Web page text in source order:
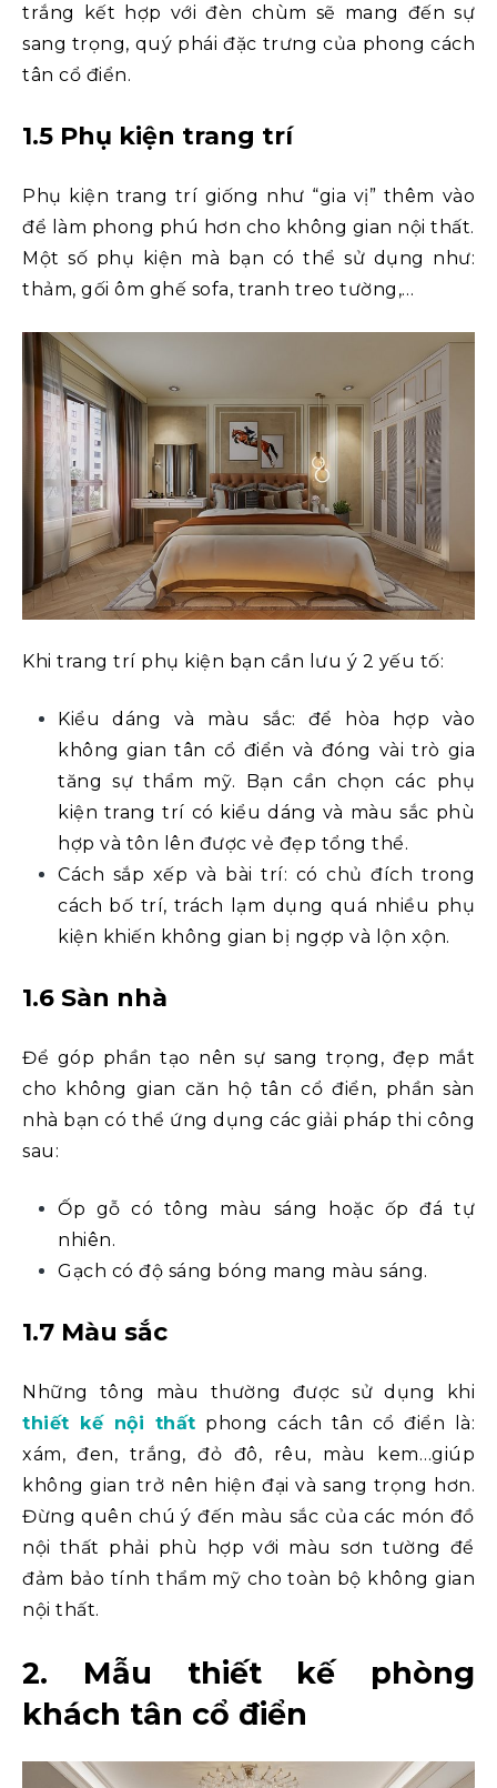
trắng kết hợp với đèn chùm sẽ mang đến sự
sang trọng, quý phái đặc trưng của phong cách
tân cổ điển.
1.5 Phụ kiện trang trí
Phụ kiện trang trí giống như “gia vị” thêm vào
để làm phong phú hơn cho không gian nội thất.
Một số phụ kiện mà bạn có thể sử dụng như:
thảm, gối ôm ghế sofa, tranh treo tường,…
Khi trang trí phụ kiện bạn cần lưu ý 2 yếu tố:
Kiểu dáng và màu sắc: để hòa hợp vào
không gian tân cổ điển và đóng vài trò gia
tăng sự thẩm mỹ. Bạn cần chọn các phụ
kiện trang trí có kiểu dáng và màu sắc phù
hợp và tôn lên được vẻ đẹp tổng thể.
Cách sắp xếp và bài trí: có chủ đích trong
cách bố trí, trách lạm dụng quá nhiều phụ
kiện khiến không gian bị ngợp và lộn xộn.
1.6 Sàn nhà
Để góp phần tạo nên sự sang trọng, đẹp mắt
cho không gian căn hộ tân cổ điển, phần sàn
nhà bạn có thể ứng dụng các giải pháp thi công
sau:
Ốp gỗ có tông màu sáng hoặc ốp đá tự
nhiên.
Gạch có độ sáng bóng mang màu sáng.
1.7 Màu sắc
Những tông màu thường được sử dụng khi
thiết kế nội thất phong cách tân cổ điển là:
xám, đen, trắng, đỏ đô, rêu, màu kem…giúp
không gian trở nên hiện đại và sang trọng hơn.
Đừng quên chú ý đến màu sắc của các món đồ
nội thất phải phù hợp với màu sơn tường để
đảm bảo tính thẩm mỹ cho toàn bộ không gian
nội thất.
2. Mẫu thiết kế phòng
khách tân cổ điển